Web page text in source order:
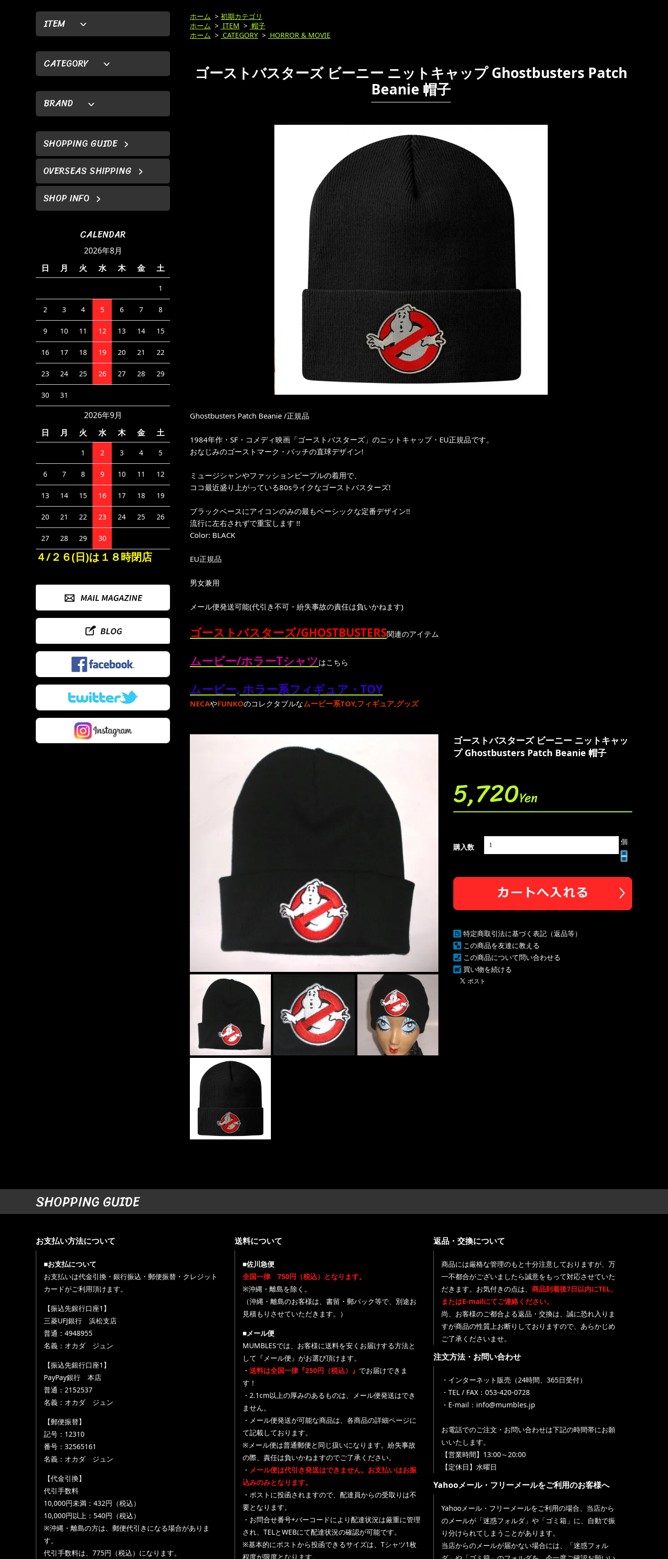
ITEM
CATEGORY
BRAND
SHOPPING GUIDE
OVERSEAS SHIPPING
SHOP INFO
CALENDAR
2026年8月
日
月 火 水 木 金 土
1
2 3 4 5 6 7 8
9 10 11 12 13 14 15
16 17 18 19 20 21 22
23 24 25 26 27 28 29
30 31
2026年9月
日
月 火 水 木 金 土
1 2 3 4 5
6 7 8 9 10 11 12
13 14 15 16 17 18 19
20 21 22 23 24 25 26
27 28 29 30
４/２６(日)は１８時閉店
ホーム > 初期カテゴリ
ホーム > ITEM > 帽子
ホーム > CATEGORY > HORROR & MOVIE
ゴーストバスターズ ビーニー ニットキャップ Ghostbusters Patch
Beanie 帽子
Ghostbusters Patch Beanie /正規品
1984年作・SF・コメディ映画「ゴーストバスターズ」のニットキャップ・EU正規品です。
おなじみのゴーストマーク・パッチの直球デザイン!
ミュージシャンやファッションピープルの着用で、
ココ最近盛り上がっている80sライクなゴーストバスターズ!
ブラックベースにアイコンのみの最もベーシックな定番デザイン!!
流行に左右されずで重宝します !!
Color: BLACK
EU正規品
男女兼用
メール便発送可能(代引き不可・紛失事故の責任は負いかねます)
ゴーストバスターズ/GHOSTBUSTERS関連のアイテム
ムービー/ホラーTシャツはこちら
ムービー, ホラー系フィギュア・TOY
NECAやFUNKOのコレクタブルなムービー系TOY,フィギュア,グッズ
ゴーストバスターズ ビーニー ニットキャッ
プ Ghostbusters Patch Beanie 帽子
5,720Yen
購入数
個
特定商取引法に基づく表記（返品等）
この商品を友達に教える
この商品について問い合わせる
買い物を続ける
SHOPPING GUIDE
お支払い方法について
■お支払について
お支払いは代金引換・銀行振込・郵便振替・クレジット
カードがご利用頂けます。
【振込先銀行口座1】
三菱UFJ銀行 浜松支店
普通：4948955
名義：オカダ ジュン
【振込先銀行口座1】
PayPay銀行 本店
普通：2152537
名義：オカダ ジュン
【郵便振替】
記号：12310
番号：32565161
名義：オカダ ジュン
【代金引換】
代引手数料
10,000円未満：432円（税込）
10,000円以上：540円（税込）
※沖縄・離島の方は、郵便代引きになる場合がありま
す。
代引手数料は、775円（税込）になります。
送料について
■佐川急便
全国一律 750円（税込）となります。
※沖縄・離島を除く。
（沖縄・離島のお客様は、書留・郵パック等で、別途お
見積もりさせていただきます。）
■メール便
MUMBLESでは、お客様に送料を安くお届けする方法と
して『メール便』がお選び頂けます。
・ 送料は全国一律『250円（税込）』 でお届けできま
す！
・2.1cm以上の厚みのあるものは、メール便発送はでき
ません。
・メール便発送が可能な商品は、各商品の詳細ページに
て記載しております。
※メール便は普通郵便と同じ扱いになります。紛失事故
の際、責任は負いかねますのでご了承ください。
・ メール便は代引き発送はできません。お支払いはお振
込みのみとなります。
・ポストに投函されますので、配達員からの受取りは不
要となります。
・お問合せ番号+バーコードにより配達状況は厳重に管理
され、TELとWEBにて配達状況の確認が可能です。
※基本的にポストから投函できるサイズは、Tシャツ1枚
程度が限度となります。
返品・交換について
商品には厳格な管理のもと十分注意しておりますが、万
一不都合がございましたら誠意をもって対応させていた
だきます。お気付きの点は、 商品到着後7日以内にTEL、
またはE-mailにてご連絡ください。
尚、お客様のご都合よる返品・交換は、誠に恐れ入りま
すが商品の性質上お断りしておりますので、あらかじめ
ご了承くださいませ。
注文方法・お問い合わせ
・インターネット販売（24時間、365日受付）
・TEL / FAX：053-420-0728
・E-mail：info@mumbles.jp
お電話でのご注文・お問い合わせは下記の時間帯にお願
いいたします。
【営業時間】13:00～20:00
【定休日】水曜日
Yahooメール・フリーメールをご利用のお客様へ
Yahooメール・フリーメールをご利用の場合、当店から
のメールが「迷惑フォルダ」や「ゴミ箱」に、自動で振
り分けられてしまうことがあります。
当店からのメールが届かない場合には、「迷惑フォル